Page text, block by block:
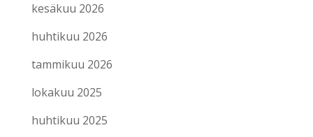
kesäkuu 2026
huhtikuu 2026
tammikuu 2026
lokakuu 2025
huhtikuu 2025